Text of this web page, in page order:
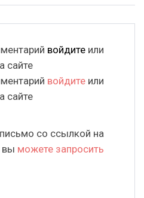
войдите или
сайте
войдите или
сайте
со ссылкой на
вы можете запросить